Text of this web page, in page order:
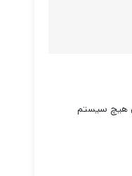
هیچ سیستم